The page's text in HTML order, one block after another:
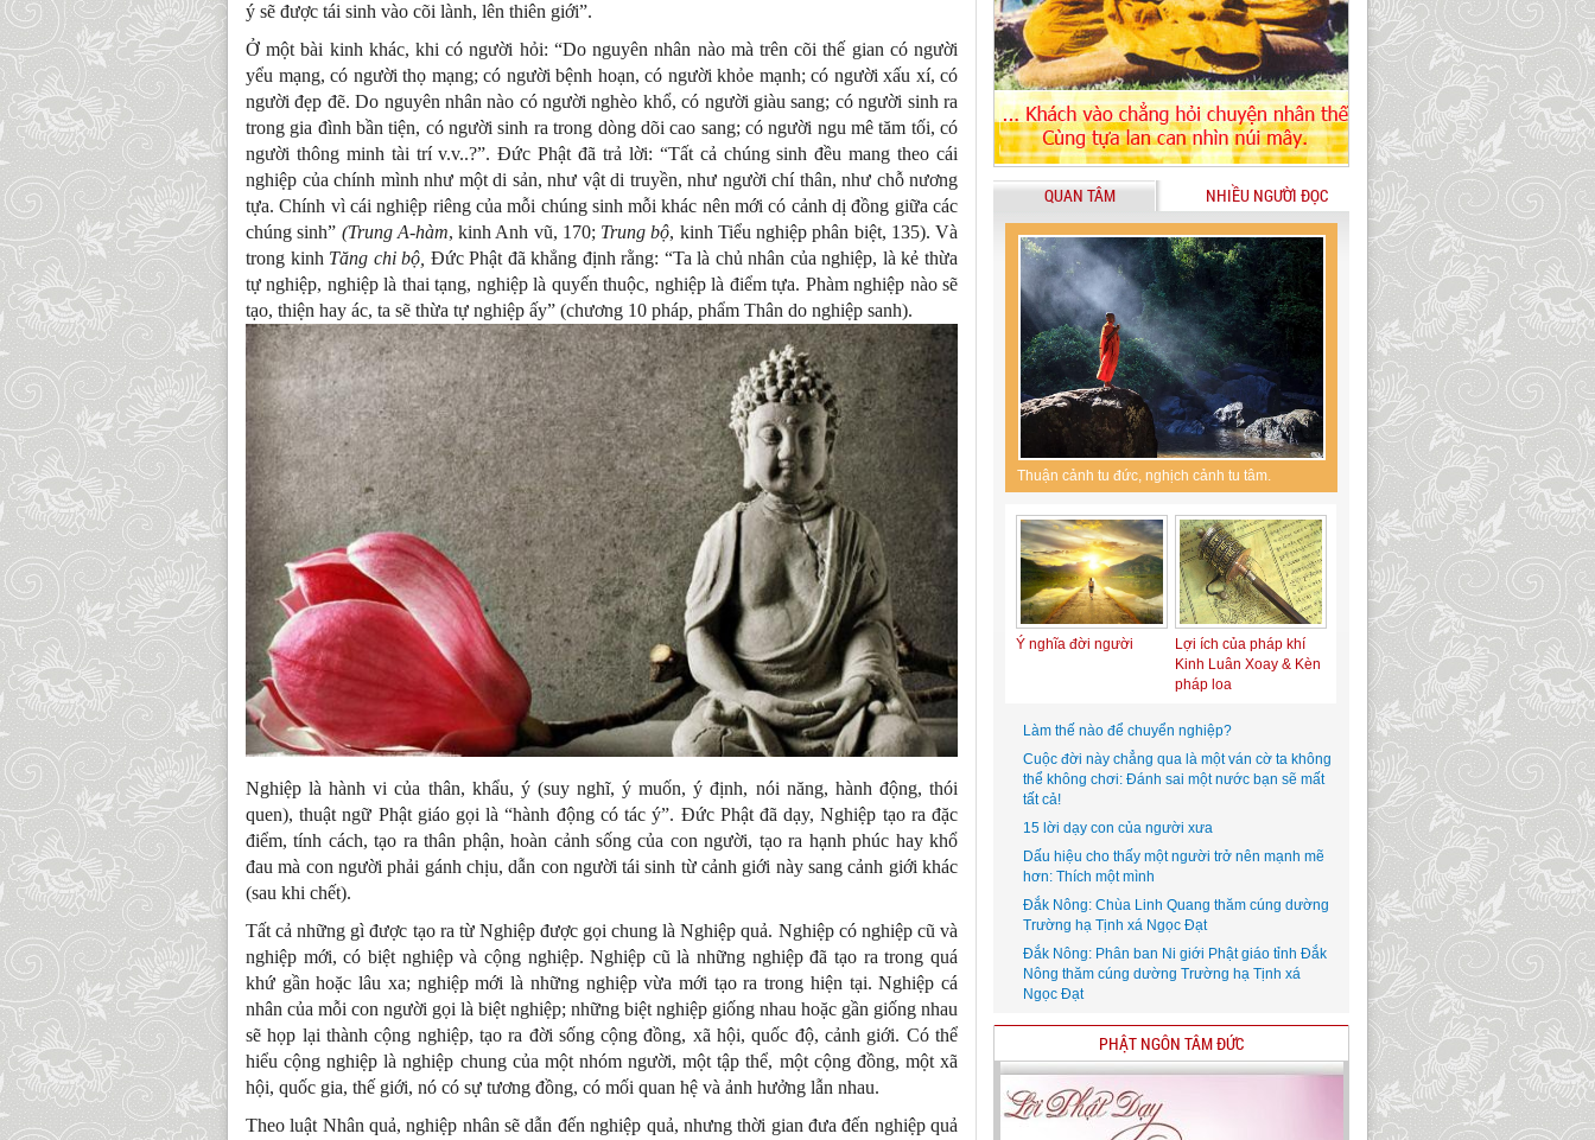
ý sẽ được tái sinh vào cõi lành, lên thiên giới”.
Ở một bài kinh khác, khi có người hỏi: “Do nguyên nhân nào mà trên cõi thế gian có người
yểu mạng, có người thọ mạng; có người bệnh hoạn, có người khỏe mạnh; có người xấu xí, có
người đẹp đẽ. Do nguyên nhân nào có người nghèo khổ, có người giàu sang; có người sinh ra
trong gia đình bần tiện, có người sinh ra trong dòng dõi cao sang; có người ngu mê tăm tối, có
người thông minh tài trí v.v..?”. Đức Phật đã trả lời: “Tất cả chúng sinh đều mang theo cái
nghiệp của chính mình như một di sản, như vật di truyền, như người chí thân, như chỗ nương
tựa. Chính vì cái nghiệp riêng của mỗi chúng sinh mỗi khác nên mới có cảnh dị đồng giữa các
chúng sinh” (Trung A-hàm, kinh Anh vũ, 170; Trung bộ, kinh Tiểu nghiệp phân biệt, 135). Và
trong kinh Tăng chi bộ, Đức Phật đã khẳng định rằng: “Ta là chủ nhân của nghiệp, là kẻ thừa
tự nghiệp, nghiệp là thai tạng, nghiệp là quyến thuộc, nghiệp là điểm tựa. Phàm nghiệp nào sẽ
tạo, thiện hay ác, ta sẽ thừa tự nghiệp ấy” (chương 10 pháp, phẩm Thân do nghiệp sanh).
Nghiệp là hành vi của thân, khẩu, ý (suy nghĩ, ý muốn, ý định, nói năng, hành động, thói
quen), thuật ngữ Phật giáo gọi là “hành động có tác ý”. Đức Phật đã dạy, Nghiệp tạo ra đặc
điểm, tính cách, tạo ra thân phận, hoàn cảnh sống của con người, tạo ra hạnh phúc hay khổ
đau mà con người phải gánh chịu, dẫn con người tái sinh từ cảnh giới này sang cảnh giới khác
(sau khi chết).
Tất cả những gì được tạo ra từ Nghiệp được gọi chung là Nghiệp quả. Nghiệp có nghiệp cũ và
nghiệp mới, có biệt nghiệp và cộng nghiệp. Nghiệp cũ là những nghiệp đã tạo ra trong quá
khứ gần hoặc lâu xa; nghiệp mới là những nghiệp vừa mới tạo ra trong hiện tại. Nghiệp cá
nhân của mỗi con người gọi là biệt nghiệp; những biệt nghiệp giống nhau hoặc gần giống nhau
sẽ họp lại thành cộng nghiệp, tạo ra đời sống cộng đồng, xã hội, quốc độ, cảnh giới. Có thể
hiểu cộng nghiệp là nghiệp chung của một nhóm người, một tập thể, một cộng đồng, một xã
hội, quốc gia, thế giới, nó có sự tương đồng, có mối quan hệ và ảnh hưởng lẫn nhau.
Theo luật Nhân quả, nghiệp nhân sẽ dẫn đến nghiệp quả, nhưng thời gian đưa đến nghiệp quả
QUAN TÂM NHIỀU NGƯỜI ĐỌC
Thuận cảnh tu đức, nghịch cảnh tu tâm.
Ý nghĩa đời người
Lợi ích của pháp khí
Kinh Luân Xoay & Kèn
pháp loa
Làm thế nào để chuyển nghiệp?
Cuộc đời này chẳng qua là một ván cờ ta không
thể không chơi: Đánh sai một nước bạn sẽ mất
tất cả!
15 lời dạy con của người xưa
Dấu hiệu cho thấy một người trở nên mạnh mẽ
hơn: Thích một mình
Đắk Nông: Chùa Linh Quang thăm cúng dường
Trường hạ Tịnh xá Ngọc Đạt
Đắk Nông: Phân ban Ni giới Phật giáo tỉnh Đắk
Nông thăm cúng dường Trường hạ Tịnh xá
Ngọc Đạt
PHẬT NGÔN TÂM ĐỨC